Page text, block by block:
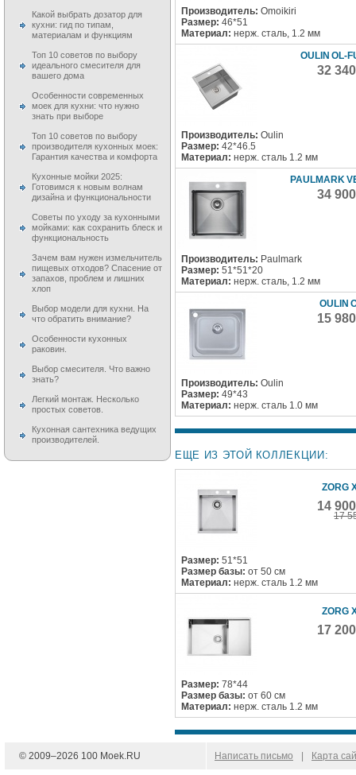
Производитель: Omoikiri
Размер: 46*51
Материал: нерж. сталь, 1.2 мм
OULIN OL-
32
Производитель: Oulin
Размер: 42*46.5
Материал: нерж. сталь 1.2 мм
PAULMARK
34
Производитель: Paulmark
Размер: 51*51*20
Материал: нерж. сталь, 1.2 мм
OULIN
15
Производитель: Oulin
Размер: 49*43
Материал: нерж. сталь 1.0 мм
ЕЩЕ ИЗ ЭТОЙ КОЛЛЕКЦИИ:
ZORG
14
17
Размер: 51*51
Размер базы: от 50 см
Материал: нерж. сталь 1.2 мм
ZORG
17
Размер: 78*44
Размер базы: от 60 см
Материал: нерж. сталь 1.2 мм
Какой выбрать дозатор для
кухни: гид по типам,
материалам и функциям
Топ 10 советов по выбору
идеального смесителя для
вашего дома
Особенности современных
моек для кухни: что нужно
знать при выборе
Топ 10 советов по выбору
производителя кухонных моек:
Гарантия качества и комфорта
Кухонные мойки 2025:
Готовимся к новым волнам
дизайна и функциональности
Советы по уходу за кухонными
мойками: как сохранить блеск и
функциональность
Зачем вам нужен измельчитель
пищевых отходов? Спасение от
запахов, проблем и лишних
хлоп
Выбор модели для кухни. На
что обратить внимание?
Особенности кухонных
раковин.
Выбор смесителя. Что важно
знать?
Легкий монтаж. Несколько
простых советов.
Кухонная сантехника ведущих
производителей.
© 2009–2026 100 Moek.RU Написать письмо Карта